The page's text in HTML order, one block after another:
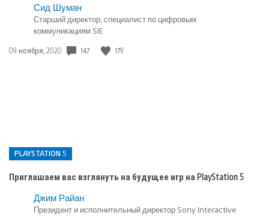
Сид Шуман
Старший директор, специалист по цифровым
коммуникациям SIE
Дата
09 ноября, 2020 147 179
PLAYSTATION 5
Приглашаем вас взглянуть на будущее игр на PlayStation 5
Опубликовано
Джим Райан
Президент и исполнительный директор Sony Interactive